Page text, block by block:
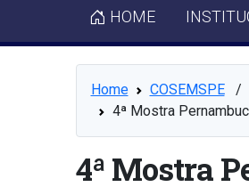
HOME
Home COSEMSPE⠀/⠀
4ª Mostra
4ª Mostra